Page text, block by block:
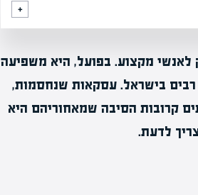
לאנשי מקצוע. בפועל, היא משפיעה
רבים בישראל. עסקאות שנחסמות,
קרובות הסיבה שמאחוריהם היא
לדעת.